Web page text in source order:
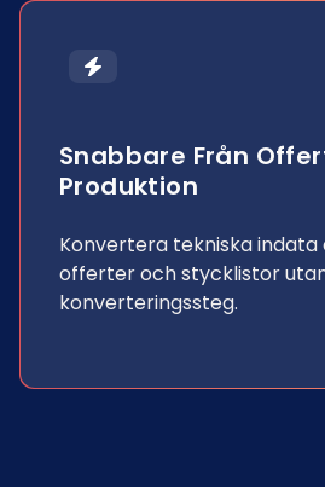
Snabbare Från
Produktion
Konvertera tekniska
offerter och stycklistor
konverteringssteg.